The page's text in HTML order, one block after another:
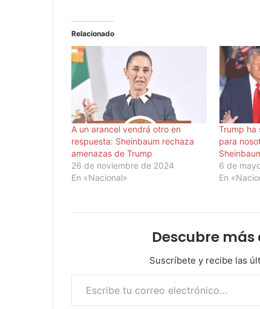
Relacionado
A un arancel vendrá otro en
respuesta: Sheinbaum rechaza
amenazas de Trump
26 de noviembre de 2024
En «Nacional»
Trump ha
para
6 de
En
Descubre
Suscríbete y recibe las
Escribe tu correo electrónico…